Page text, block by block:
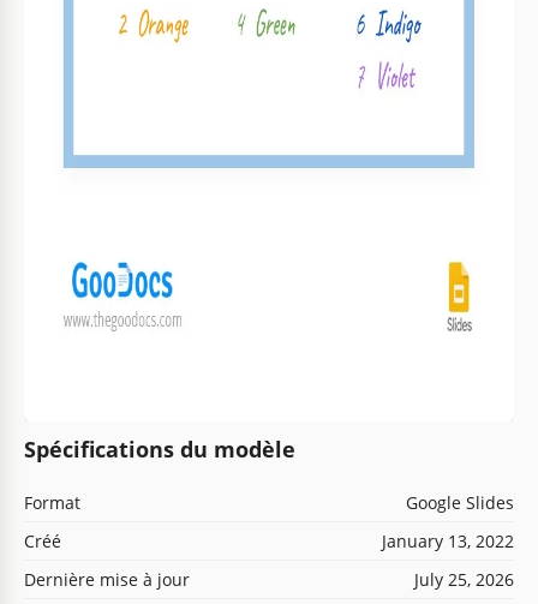
Spécifications du modèle
Format
Google Slides
Créé
January 13, 2022
Dernière mise à jour
July 25, 2026